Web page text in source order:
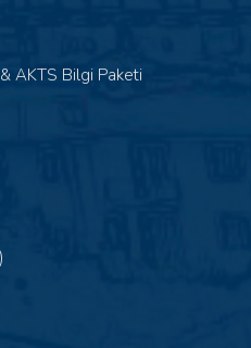
AKTS Bilgi Paketi